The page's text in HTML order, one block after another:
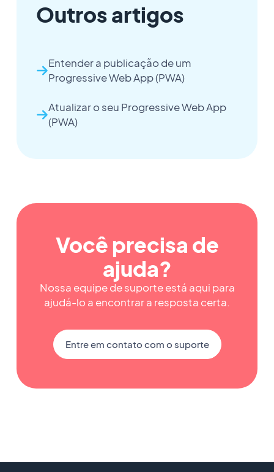
Outros artigos
Entender a publicação de um
Progressive Web App (PWA)
Atualizar o seu Progressive Web App
(PWA)
Você precisa de
ajuda?
Nossa equipe de suporte está aqui para
ajudá-lo a encontrar a resposta certa.
Entre em contato com o suporte